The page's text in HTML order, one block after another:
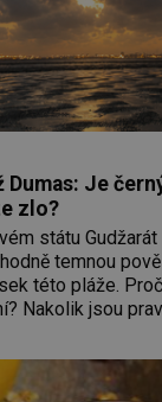
Dumas: Je
zlo?
státu
temnou
této pláže.
netypické zbarvení? Nakolik jsou